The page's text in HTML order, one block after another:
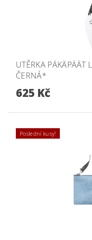
UTĚRKA PÄKÄPÄÄT
ČERNÁ*
625 Kč
Poslední kusy!